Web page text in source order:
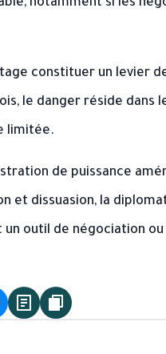
notamment si les
constituer un levier
le danger réside dans
limitée.
de puissance
et dissuasion, la
outil de négociation